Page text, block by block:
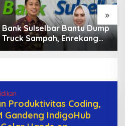
»
Bank Sulselbar Bantu Dump
Truck Sampah, Enrekang
Perkuat Layanan
Produktivitas Coding,
Gandeng IndigoHub